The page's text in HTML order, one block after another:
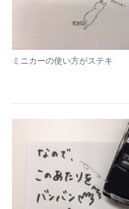
ミニカーの使い方がステキ